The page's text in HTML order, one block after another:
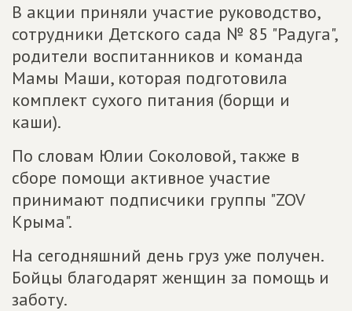
В акции приняли участие руководство,
сотрудники Детского сада № 85 "Радуга",
родители воспитанников и команда
Мамы Маши, которая подготовила
комплект сухого питания (борщи и
каши).
По словам Юлии Соколовой, также в
сборе помощи активное участие
принимают подписчики группы "ZOV
Крыма".
На сегодняшний день груз уже получен.
Бойцы благодарят женщин за помощь и
заботу.